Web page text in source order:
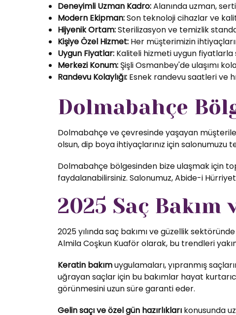
Deneyimli Uzman Kadro:Alanında uzman,
Modern Ekipman:Son teknoloji cihazlar ve
Hijyenik Ortam:Sterilizasyon ve temizlik
Kişiye Özel Hizmet: Her müşterimizin
Uygun Fiyatlar: Kaliteli hizmeti uygun fiyatlarla
Merkezi Konum: Şişli Osmanbey'de ulaşımı
Randevu Kolaylığı: Esnek randevu saatleri ve
Dolmabahçe
Dolmabahçe ve çevresinde yaşayan
olsun, dip boya ihtiyaçlarınız için salonumuzu
Dolmabahçe bölgesinden bize ulaşmak için
faydalanabilirsiniz. Salonumuz, Abide-i
2025 Saç
2025 yılında saç bakımı ve güzellik
Almila Coşkun Kuaför olarak, bu trendleri
Keratin bakımuygulamaları, yıpranmış
uğrayan saçlar için bu bakımlar hayat
görünmesini uzun süre garanti eder.
Gelin saçı ve özel gün hazırlıkları konusunda